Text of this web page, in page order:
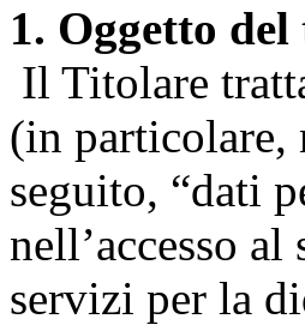
1. Oggetto
Il Titolare
(in particolare,
seguito, “dati
nell’accesso
servizi per la